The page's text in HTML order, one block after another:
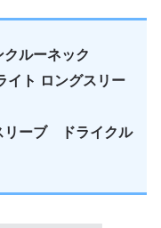
ルーネック
イト ロングスリー
リーブ ドライクル